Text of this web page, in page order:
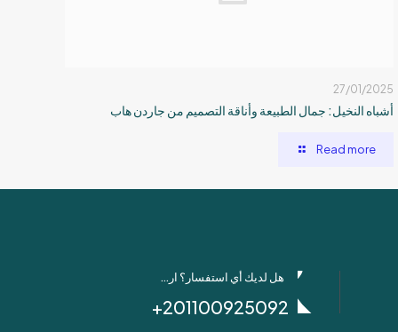
27/01/2025
أشباه النخيل: جمال الطبيعة وأناقة التصميم من جاردن هاب
Read more
هل لديك أي استفسار؟ ارسل لنا عبر واتساب!
201100925092+